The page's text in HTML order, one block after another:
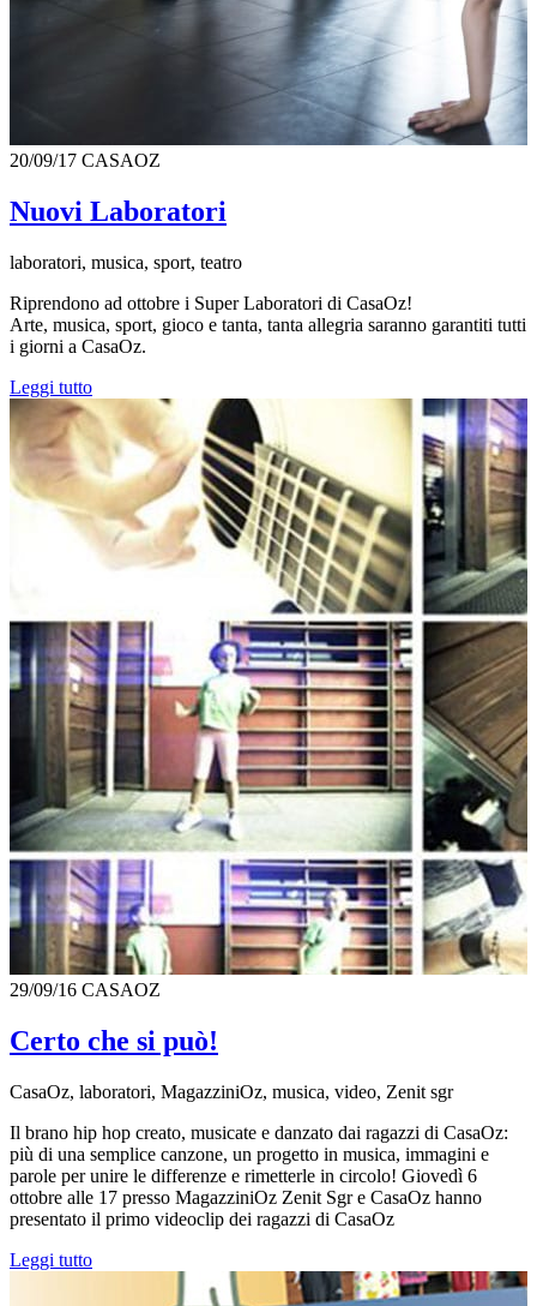
20/09/17 CASAOZ
Nuovi Laboratori
laboratori, musica, sport, teatro
Riprendono ad ottobre i Super Laboratori di CasaOz!
Arte, musica, sport, gioco e tanta, tanta allegria saranno garantiti tutti
i giorni a CasaOz.
Leggi tutto
29/09/16 CASAOZ
Certo che si può!
CasaOz, laboratori, MagazziniOz, musica, video, Zenit sgr
Il brano hip hop creato, musicate e danzato dai ragazzi di CasaOz:
più di una semplice canzone, un progetto in musica, immagini e
parole per unire le differenze e rimetterle in circolo! Giovedì 6
ottobre alle 17 presso MagazziniOz Zenit Sgr e CasaOz hanno
presentato il primo videoclip dei ragazzi di CasaOz
Leggi tutto